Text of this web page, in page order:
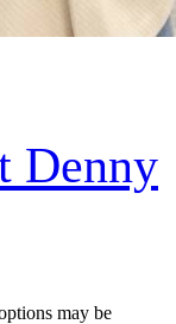
Denny
may be